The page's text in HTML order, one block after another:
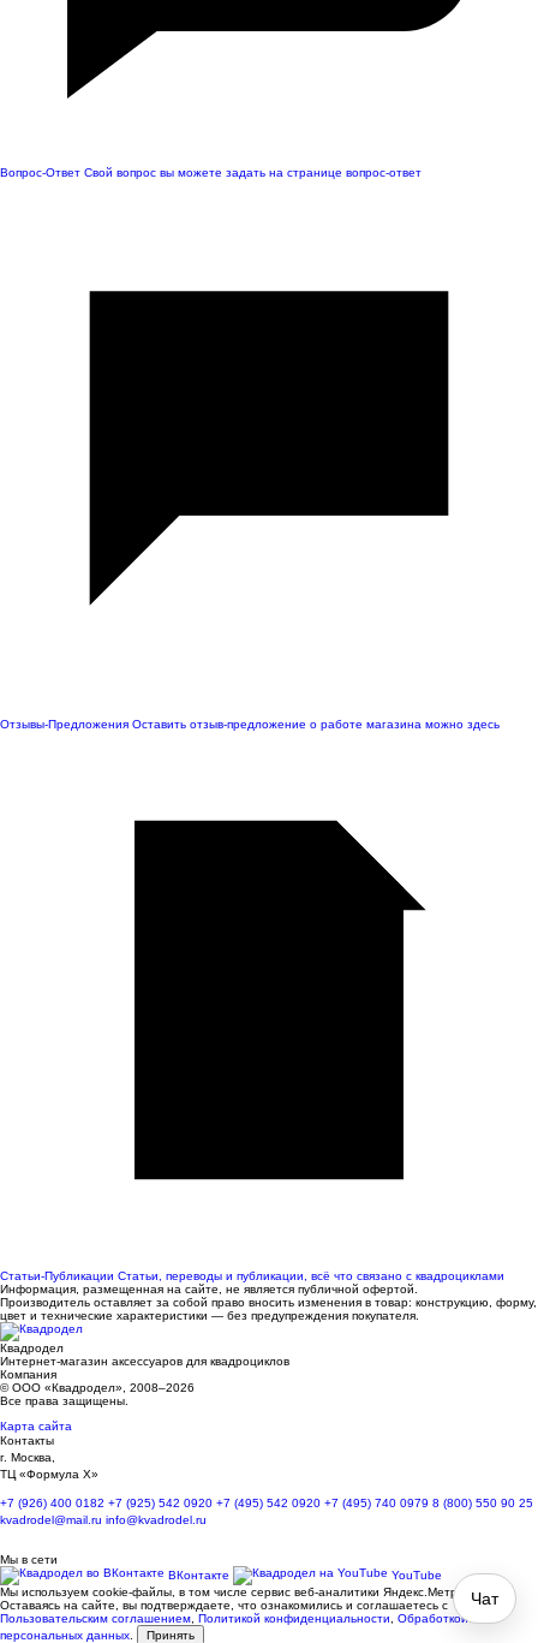
Вопрос-Ответ Свой вопрос вы можете задать на странице вопрос-ответ
Отзывы-Предложения Оставить отзыв-предложение о работе магазина можно здесь
Статьи-Публикации Статьи, переводы и публикации, всё что связано с квадроциклами
Информация, размещенная на сайте, не является публичной офертой.
Производитель оставляет за собой право вносить изменения в товар: конструкцию, форму,
цвет и технические характеристики — без предупреждения покупателя.
Квадродел
Интернет-магазин аксессуаров для квадроциклов
Компания
© ООО «Квадродел», 2008–2026
Все права защищены.
Карта сайта
Контакты
г. Москва,
ТЦ «Формула Х»
+7 (926) 400 0182 +7 (925) 542 0920 +7 (495) 542 0920 +7 (495) 740 0979 8 (800) 550 90 25
kvadrodel@mail.ru info@kvadrodel.ru
Мы в сети
ВКонтакте
YouTube
Мы используем cookie-файлы, в том числе сервис веб-аналитики Яндекс.Метрика.
Оставаясь на сайте, вы подтверждаете, что ознакомились и соглашаетесь с
Пользовательским соглашением, Политикой конфиденциальности, Обработкой
персональных данных. Принять
Чат